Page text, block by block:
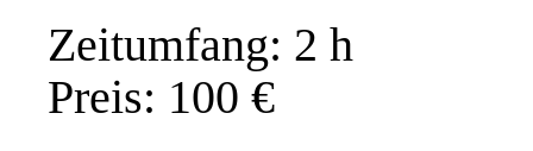
Zeitumfang: 2 h
Preis: 100 €